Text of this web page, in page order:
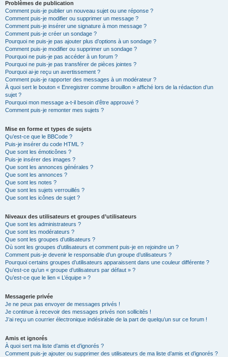
Problèmes de publication
Comment puis-je publier un nouveau sujet ou une réponse ?
Comment puis-je modifier ou supprimer un message ?
Comment puis-je insérer une signature à mon message ?
Comment puis-je créer un sondage ?
Pourquoi ne puis-je pas ajouter plus d’options à un sondage ?
Comment puis-je modifier ou supprimer un sondage ?
Pourquoi ne puis-je pas accéder à un forum ?
Pourquoi ne puis-je pas transférer de pièces jointes ?
Pourquoi ai-je reçu un avertissement ?
Comment puis-je rapporter des messages à un modérateur ?
À quoi sert le bouton « Enregistrer comme brouillon » affiché lors de la rédaction d’un
sujet ?
Pourquoi mon message a-t-il besoin d’être approuvé ?
Comment puis-je remonter mes sujets ?
Mise en forme et types de sujets
Qu’est-ce que le BBCode ?
Puis-je insérer du code HTML ?
Que sont les émoticônes ?
Puis-je insérer des images ?
Que sont les annonces générales ?
Que sont les annonces ?
Que sont les notes ?
Que sont les sujets verrouillés ?
Que sont les icônes de sujet ?
Niveaux des utilisateurs et groupes d’utilisateurs
Que sont les administrateurs ?
Que sont les modérateurs ?
Que sont les groupes d’utilisateurs ?
Où sont les groupes d’utilisateurs et comment puis-je en rejoindre un ?
Comment puis-je devenir le responsable d’un groupe d’utilisateurs ?
Pourquoi certains groupes d’utilisateurs apparaissent dans une couleur différente ?
Qu’est-ce qu’un « groupe d’utilisateurs par défaut » ?
Qu’est-ce que le lien « L’équipe » ?
Messagerie privée
Je ne peux pas envoyer de messages privés !
Je continue à recevoir des messages privés non sollicités !
J’ai reçu un courrier électronique indésirable de la part de quelqu’un sur ce forum !
Amis et ignorés
À quoi sert ma liste d’amis et d’ignorés ?
Comment puis-je ajouter ou supprimer des utilisateurs de ma liste d’amis et d’ignorés ?